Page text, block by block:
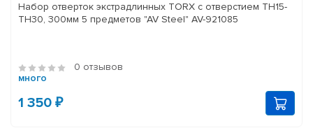
Набор отверток экстрадлинных TORX с отверстием TH15-
TH30, 300мм 5 предметов "AV Steel" AV-921085
0 отзывов
много
1 350 ₽